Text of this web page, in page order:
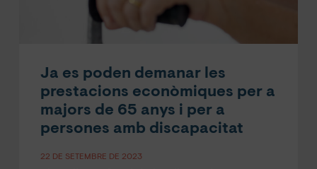
Ja es poden demanar les
prestacions econòmiques per a
majors de 65 anys i per a
persones amb discapacitat
22 DE SETEMBRE DE 2023